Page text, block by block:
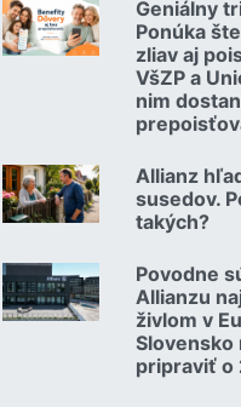
Geniálny
Ponúka
zliav aj
VšZP a
nim
06.07.2026
Allianz
susedov.
takých?
08.07.2026 |
Povodne
Allianzu
živlom v
Slovensko
pripraviť o
23.07.2026 |